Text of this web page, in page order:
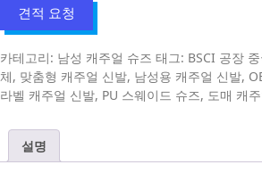
견적 요청
카테고리: 남성 캐주얼 슈즈 태그: BSCI 공장
체, 맞춤형 캐주얼 신발, 남성용 캐주얼 신발,
라벨 캐주얼 신발, PU 스웨이드 슈즈, 도매 캐
설명